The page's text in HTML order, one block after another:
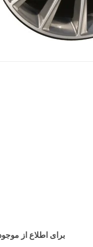
برای اطلاع از موجودی و قیمت